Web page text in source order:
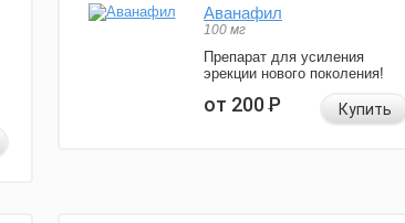
Аванафил
100 мг
Препарат для усиления
эрекции нового поколения!
от 200Р Купить